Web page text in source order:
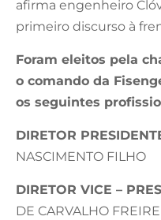
afirma engenheiro
primeiro discurso à
Foram eleitos pela
o comando da
os seguintes
DIRETOR
NASCIMENTO FILHO
DIRETOR VICE –
DE CARVALHO FREIRE